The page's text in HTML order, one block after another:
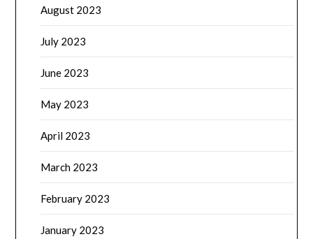
August 2023
July 2023
June 2023
May 2023
April 2023
March 2023
February 2023
January 2023